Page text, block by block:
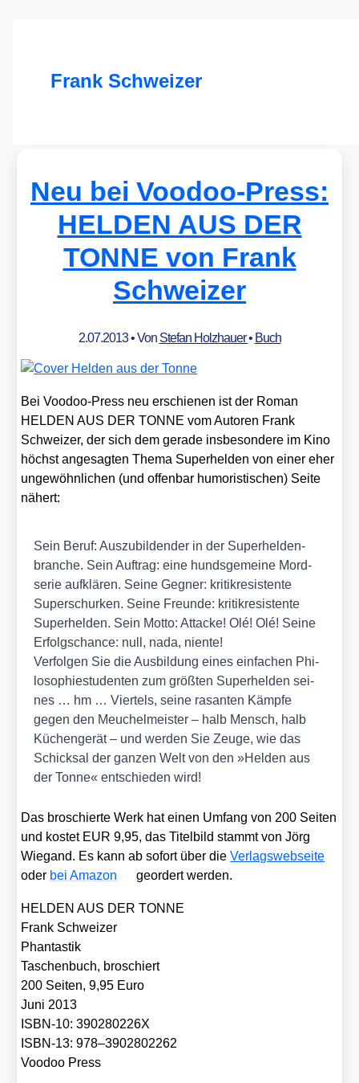
Frank Schweizer
Neu bei Voodoo-Press:
HELDEN AUS DER
TONNE von Frank
Schweizer
2.07.2013• Von Stefan Holzhauer• Buch
Bei Voo­doo-Press neu erschie­nen ist der Roman
HELDEN AUS DER TONNE vom Autoren Frank
Schwei­zer, der sich dem gera­de ins­be­son­de­re im Kino
höchst ange­sag­ten The­ma Super­hel­den von einer eher
unge­wöhn­li­chen (und offen­bar humo­ris­ti­schen) Sei­te
nähert:
Sein Beruf: Aus­zu­bil­den­der in der Super­hel­den­
bran­che. Sein Auf­trag: eine hunds­ge­mei­ne Mord­
se­rie auf­klä­ren. Sei­ne Geg­ner: kri­tik­re­sis­ten­te
Super­schur­ken. Sei­ne Freun­de: kri­tik­re­sis­ten­te
Super­hel­den. Sein Mot­to: Atta­cke! Olé! Olé! Sei­ne
Erfolgs­chan­ce: null, nada, nien­te!
Ver­fol­gen Sie die Aus­bil­dung eines ein­fa­chen Phi­
lo­so­phie­stu­den­ten zum größ­ten Super­hel­den sei­
nes … hm … Vier­tels, sei­ne rasan­ten Kämp­fe
gegen den Meu­chel­meis­ter – halb Mensch, halb
Küchen­ge­rät – und wer­den Sie Zeu­ge, wie das
Schick­sal der gan­zen Welt von den »Hel­den aus
der Ton­ne« ent­schie­den wird!
Das bro­schier­te Werk hat einen Umfang von 200 Sei­ten
und kos­tet EUR 9,95, das Titel­bild stammt von Jörg
Wie­gand. Es kann ab sofort über dieVer­lags­web­sei­te
oder bei Ama­zon geor­dert wer­den.
HELDEN AUS DER TONNE
Frank Schwei­zer
Phan­tas­tik
Taschen­buch, bro­schiert
200 Sei­ten, 9,95 Euro
Juni 2013
ISBN-10: 390280226X
ISBN-13: 978–3902802262
Voo­doo Press